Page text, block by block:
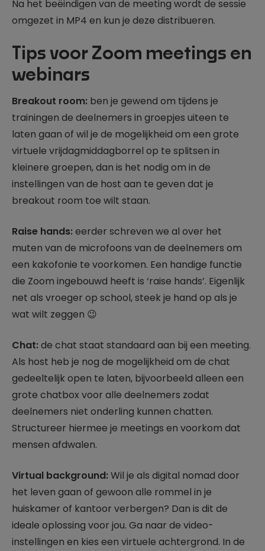
Na het beëindigen van de meeting wordt de sessie
omgezet in MP4 en kun je deze distribueren.
Tips voor Zoom meetings en
webinars
Breakout room: ben je gewend om tijdens je
trainingen de deelnemers in groepjes uiteen te
laten gaan of wil je de mogelijkheid om een grote
virtuele vrijdagmiddagborrel op te splitsen in
kleinere groepen, dan is het nodig om in de
instellingen van de host aan te geven dat je
breakout room toe wilt staan.
Raise hands:eerder schreven we al over het
muten van de microfoons van de deelnemers om
een kakofonie te voorkomen. Een handige functie
die Zoom ingebouwd heeft is ‘raise hands’. Eigenlijk
net als vroeger op school, steek je hand op als je
wat wilt zeggen 😉
Chat:de chat staat standaard aan bij een meeting.
Als host heb je nog de mogelijkheid om de chat
gedeeltelijk open te laten, bijvoorbeeld alleen een
grote chatbox voor alle deelnemers zodat
deelnemers niet onderling kunnen chatten.
Structureer hiermee je meetings en voorkom dat
mensen afdwalen.
Virtual background:Wil je als digital nomad door
het leven gaan of gewoon alle rommel in je
huiskamer of kantoor verbergen? Dan is dit de
ideale oplossing voor jou. Ga naar de video-
instellingen en kies een virtuele achtergrond. In de